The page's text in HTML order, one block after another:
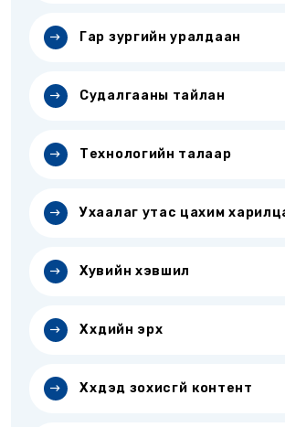
Гар зургийн уралдаан
Судалгааны тайлан
Технологийн талаар
Ухаалаг утас цахим
Хувийн хэвшил
Хүүхдийн эрх
Хүүхдэд зохисгүй контент